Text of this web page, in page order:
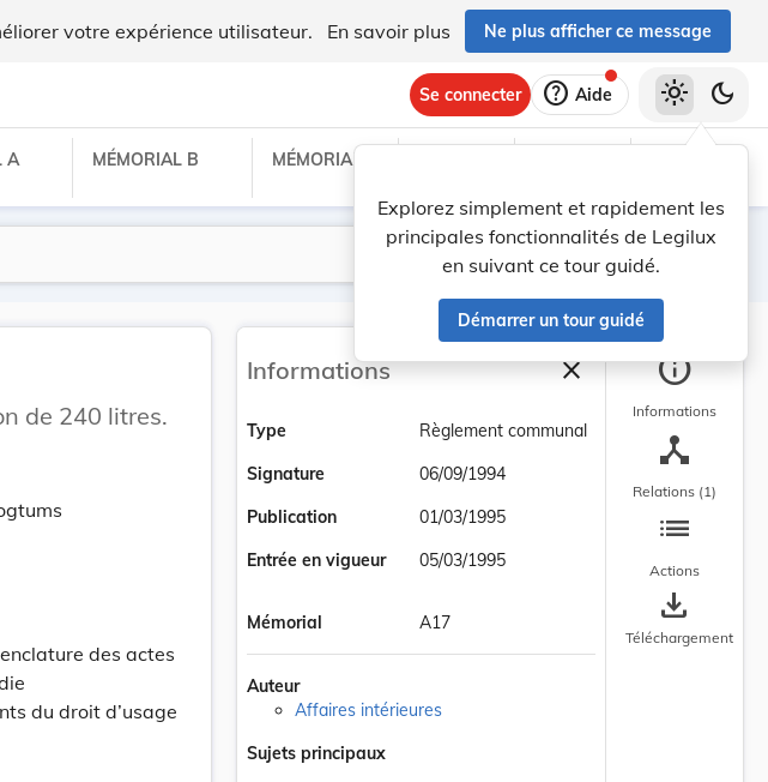
votre expérience utilisateur. En savoir plus Ne plus afficher ce message
Se connecter help Aide
Explorez simplement et rapidement les
principales fonctionnalités de Legilux
en suivant ce tour guidé.
Démarrer un tour guidé
light_mode dark_mode
A MÉMORIAL B MÉMORIAL C
Lancer la recherche
Filtres
de 240 litres.
des actes
du droit d’usage
Informations closeFermer la barre
Type
Règlement communal
Signature
06/09/1994
Publication
01/03/1995
Entrée en vigueur
05/03/1995
Mémorial A17
Auteur
Affaires intérieures
Sujets principaux
info
Informations
device_hub
Relations (1)
list
Actions
save_alt
Téléchargement